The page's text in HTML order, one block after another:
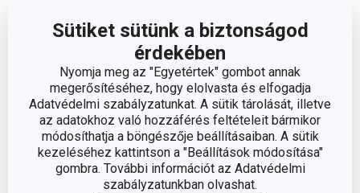
Sütiket sütünk a biztonságod
érdekében
Nyomja meg az "Egyetértek" gombot annak
megerősítéséhez, hogy elolvasta és elfogadja
Adatvédelmi szabályzatunkat. A sütik tárolását, illetve
az adatokhoz való hozzáférés feltételeit bármikor
módosíthatja a böngészője beállításaiban. A sütik
kezeléséhez kattintson a "Beállítások módosítása"
gombra. További információt az Adatvédelmi
szabályzatunkban olvashat.
Kosárba Kosárba